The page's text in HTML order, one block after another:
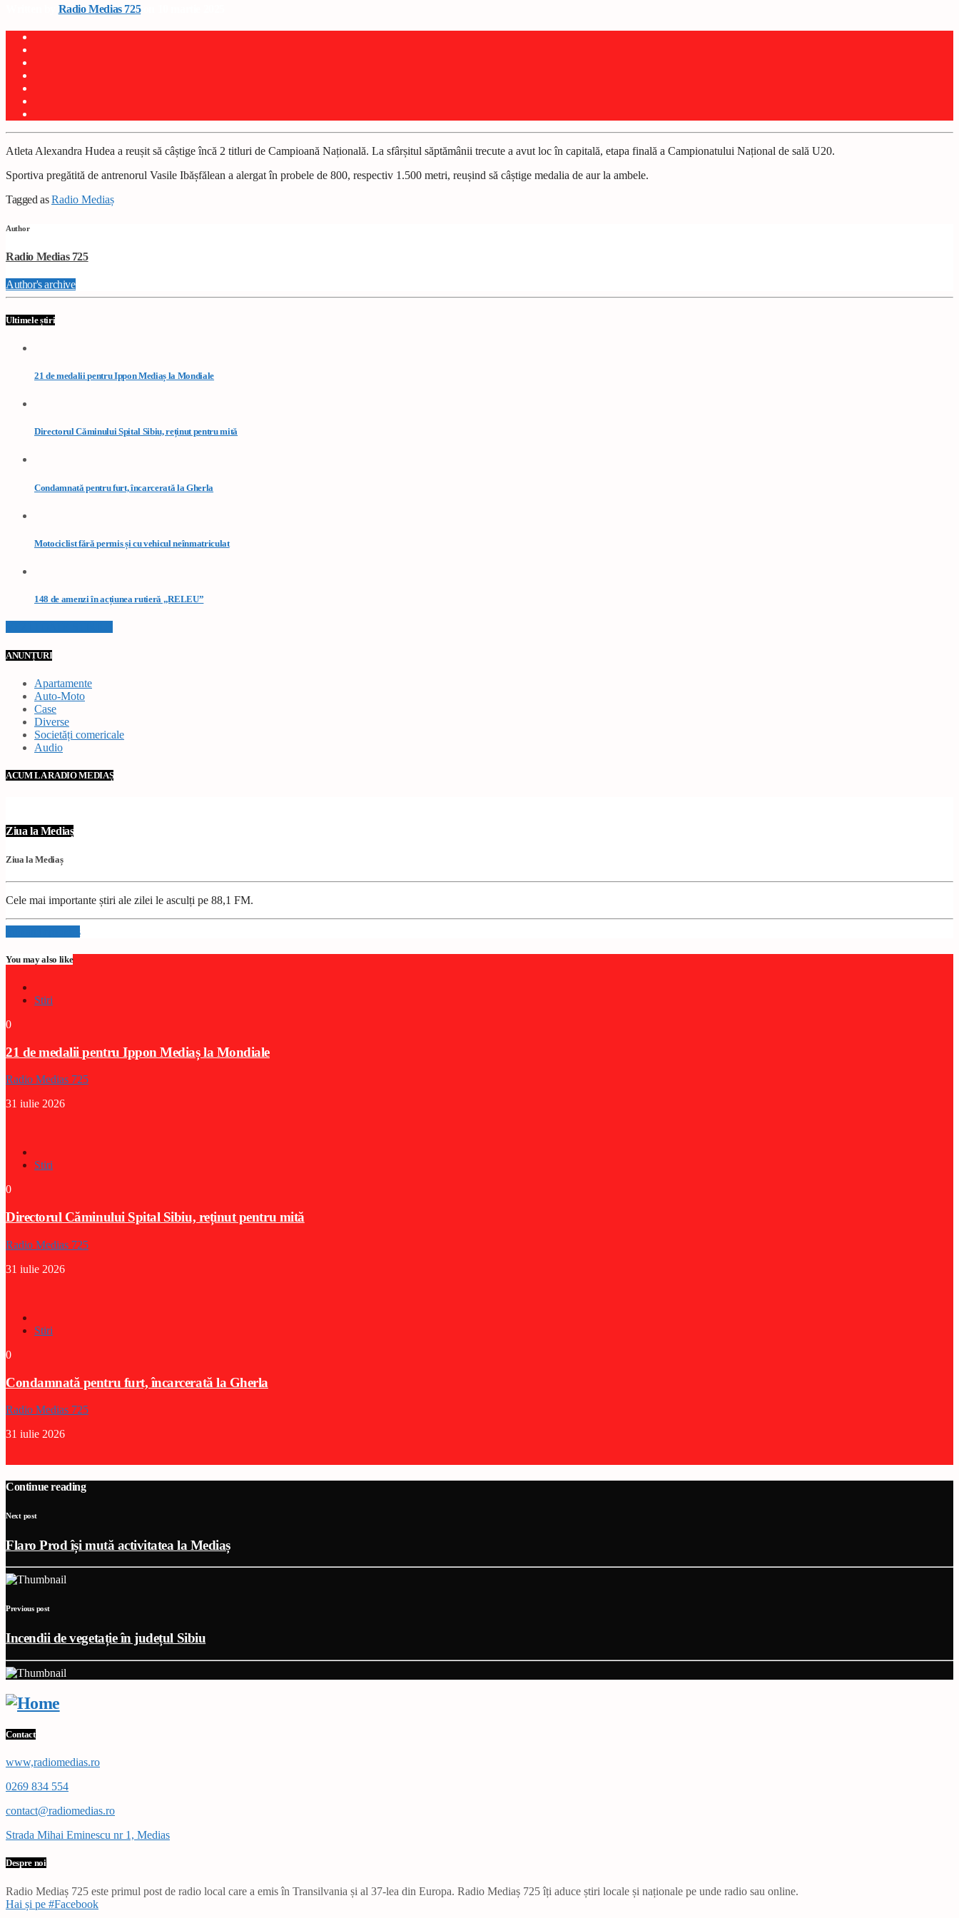
Radio Medias 725on 10 martie 2025
Atleta Alexandra Hudea a reușit să câștige încă 2 titluri de Campioană Națională. La sfârșitul săptămânii trecute a avut loc în capitală, etapa finală a Campionatului Național de sală U20.
Sportiva pregătită de antrenorul Vasile Ibășfălean a alergat în probele de 800, respectiv 1.500 metri, reușind să câștige medalia de aur la ambele.
Tagged asRadio Mediaș
Author
Radio Medias 725
Author's archive
Ultimele știri
21 de medalii pentru Ippon Mediaș la Mondiale
Directorul Căminului Spital Sibiu, reținut pentru mită
Condamnată pentru furt, încarcerată la Gherla
Motociclist fără permis și cu vehicul neînmatriculat
148 de amenzi în acțiunea rutieră „RELEU”
ANUNȚURI
Apartamente
Auto-Moto
Case
Diverse
Societăți comericale
Audio
ACUM LA RADIO MEDIAȘ
Ziua la Mediaș
Ziua la Mediaș
Cele mai importante știri ale zilei le asculți pe 88,1 FM.
Info and episodes
You may also like
Stiri
0
21 de medalii pentru Ippon Mediaș la Mondiale
Radio Medias 725
31 iulie 2026
Stiri
0
Directorul Căminului Spital Sibiu, reținut pentru mită
Radio Medias 725
31 iulie 2026
Stiri
0
Condamnată pentru furt, încarcerată la Gherla
Radio Medias 725
31 iulie 2026
Continue reading
Next post
Flaro Prod își mută activitatea la Mediaș
Previous post
Incendii de vegetație în județul Sibiu
Contact
www,radiomedias.ro
0269 834 554
contact@radiomedias.ro
Strada Mihai Eminescu nr 1, Medias
Despre noi
Radio Mediaș 725 este primul post de radio local care a emis în Transilvania și al 37-lea din Europa. Radio Mediaș 725 îți aduce știri locale și naționale pe unde radio sau online.
Hai și pe #Facebook